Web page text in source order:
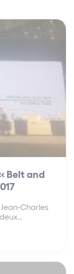
Belt and
Charles
de sa